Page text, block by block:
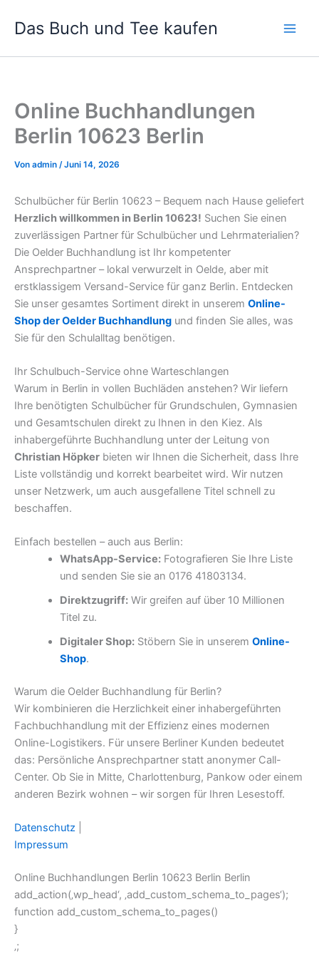
InhaltDas Buch und Tee kaufen
Online Buchhandlungen
Berlin 10623 Berlin
Von admin /Juni 14, 2026
Schulbücher für Berlin 10623 – Bequem nach Hause geliefert
Herzlich willkommen in Berlin 10623! Suchen Sie einen
zuverlässigen Partner für Schulbücher und Lehrmaterialien?
Die Oelder Buchhandlung ist Ihr kompetenter
Ansprechpartner – lokal verwurzelt in Oelde, aber mit
erstklassigem Versand-Service für ganz Berlin. Entdecken
Sie unser gesamtes Sortiment direkt in unserem Online-
Shop der Oelder Buchhandlung und finden Sie alles, was
Sie für den Schulalltag benötigen.
Ihr Schulbuch-Service ohne Warteschlangen
Warum in Berlin in vollen Buchläden anstehen? Wir liefern
Ihre benötigten Schulbücher für Grundschulen, Gymnasien
und Gesamtschulen direkt zu Ihnen in den Kiez. Als
inhabergeführte Buchhandlung unter der Leitung von
Christian Höpker bieten wir Ihnen die Sicherheit, dass Ihre
Liste vollständig und korrekt bearbeitet wird. Wir nutzen
unser Netzwerk, um auch ausgefallene Titel schnell zu
beschaffen.
Einfach bestellen – auch aus Berlin:
WhatsApp-Service:Fotografieren Sie Ihre Liste
und senden Sie sie an 0176 41803134.
Direktzugriff:Wir greifen auf über 10 Millionen
Titel zu.
Digitaler Shop:Stöbern Sie in unserem Online-
Shop.
Warum die Oelder Buchhandlung für Berlin?
Wir kombinieren die Herzlichkeit einer inhabergeführten
Fachbuchhandlung mit der Effizienz eines modernen
Online-Logistikers. Für unsere Berliner Kunden bedeutet
das: Persönliche Ansprechpartner statt anonymer Call-
Center. Ob Sie in Mitte, Charlottenburg, Pankow oder einem
anderen Bezirk wohnen – wir sorgen für Ihren Lesestoff.
Datenschutz
Impressum
Online Buchhandlungen Berlin 10623 Berlin Berlin
add_action(‚wp_head‘, ‚add_custom_schema_to_pages‘);
function add_custom_schema_to_pages()
}
‚;